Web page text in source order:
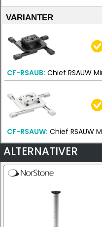
VARIANTER
CF-RSAUB: Chief RSAUW
CF-RSAUW: Chief RSAUW
ALTERNATIVER